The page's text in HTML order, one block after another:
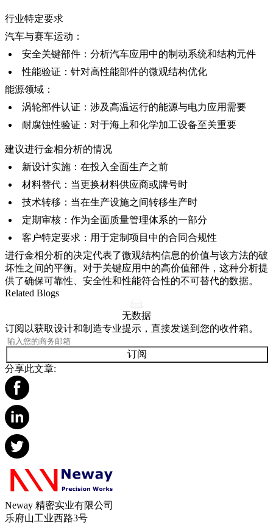
行业特定要求
汽车与赛车运动：
安全关键部件 ：分析汽车应用中的制动系统和结构元件
性能验证 ：针对高性能部件的微观结构优化
能源领域：
涡轮部件认证 ：涉及高温运行的能源与电力应用需要
耐腐蚀性验证 ：对于海上和化学加工设备至关重要
建议进行金相分析的情况
新设计实施 ：在投入全面生产之前
材料替代 ：当更换材料供应商或牌号时
技术转移 ：当在生产设施之间转移生产时
定期审核 ：作为全面质量管理体系的一部分
客户特定要求 ：用于定制项目中的合同合规性
进行金相分析的决定代表了微观结构信息的价值与该方法的破
坏性之间的平衡。对于关键应用中的高价值部件，这种分析提
供了确保可靠性、安全性和性能符合性的不可替代的数据。
Related Blogs
无数据
订阅以获取设计和制造专业提示，直接发送到您的收件箱。
订阅
分享此文章:
Neway 精密实业有限公司
乐府山工业西路3号